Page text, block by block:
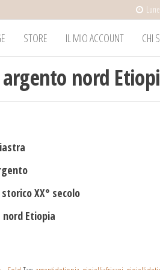
STORE IL MIO ACCOUNT CHI
nord
XX° secolo
nord Etiopia